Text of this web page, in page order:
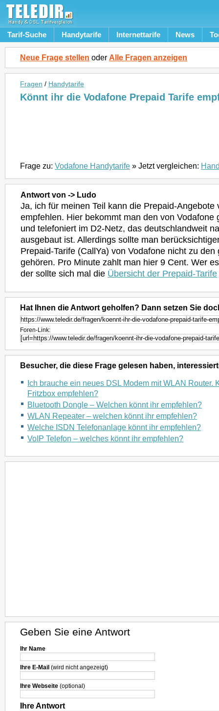
Tarif-Suche Handytarife Internettarife News
Neue Frage stellen oder Alle Fragen anzeigen
Fragen / Handytarife
Könnt ihr die Vodafone Prepaid Tarife
Frage zu: Vodafone Handytarife » Jetzt vergleichen:
Antwort von -> Ludo
Ja, ich für meinen Teil kann die Prepaid-Angebote
empfehlen. Hier bekommt man den von Vodafone
und telefoniert im D2-Netz, das deutschlandweit
ausgebaut ist. Allerdings sollte man
Prepaid-Tarife (CallYa) von Vodafone nicht zu den
gehören. Pro Minute zahlt man hier 9 Cent. Wer
der sollte sich mal die Übersicht der Prepaid-Tarife
Hat Ihnen die Antwort geholfen? Dann setzen Sie
Foren-Link:
Besucher, die diese Frage gelesen haben,
Ich brauche ein neues DSL Modem mit WLAN Router.
Fritzbox empfehlen?
Bluetooth Dongle – Welchen könnt ihr empfehlen?
WLAN Repeater – welchen könnt ihr empfehlen?
Welche ISDN Telefonanlage könnt ihr empfehlen?
VoIP Telefon – welches könnt ihr empfehlen?
Geben Sie eine Antwort
Ihr Name
Ihre E-Mail (wird nicht angezeigt)
Ihre Webseite (optional)
Ihre Antwort